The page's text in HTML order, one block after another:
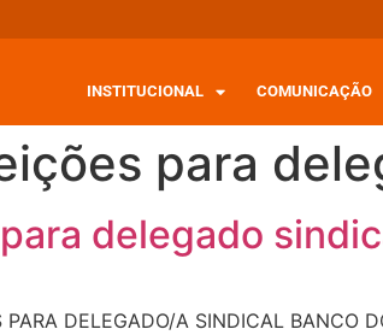
INSTITUCIONAL COMUNICAÇÃO
para
delegado
PARA DELEGADO/A SINDICAL